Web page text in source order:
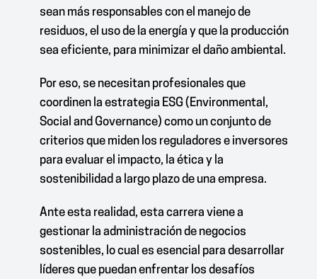
sean más responsables con el manejo de
residuos, el uso de la energía y que la producción
sea eficiente, para minimizar el daño ambiental.
Por eso, se necesitan profesionales que
coordinen la estrategia ESG (Environmental,
Social and Governance) como un conjunto de
criterios que miden los reguladores e inversores
para evaluar el impacto, la ética y la
sostenibilidad a largo plazo de una empresa.
Ante esta realidad, esta carrera viene a
gestionar la administración de negocios
sostenibles, lo cual es esencial para desarrollar
líderes que puedan enfrentar los desafíos